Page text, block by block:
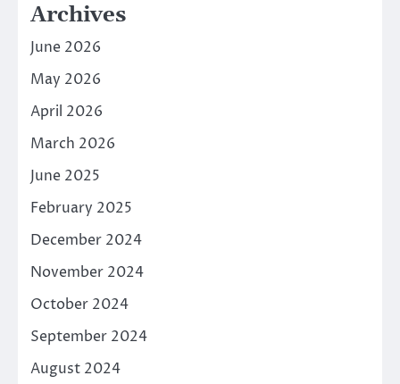
Archives
June 2026
May 2026
April 2026
March 2026
June 2025
February 2025
December 2024
November 2024
October 2024
September 2024
August 2024